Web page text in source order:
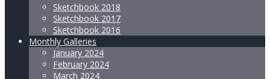
Sketchbook 2018
Sketchbook 2017
Sketchbook 2016
Monthly Galleries
January 2024
February 2024
March 2024